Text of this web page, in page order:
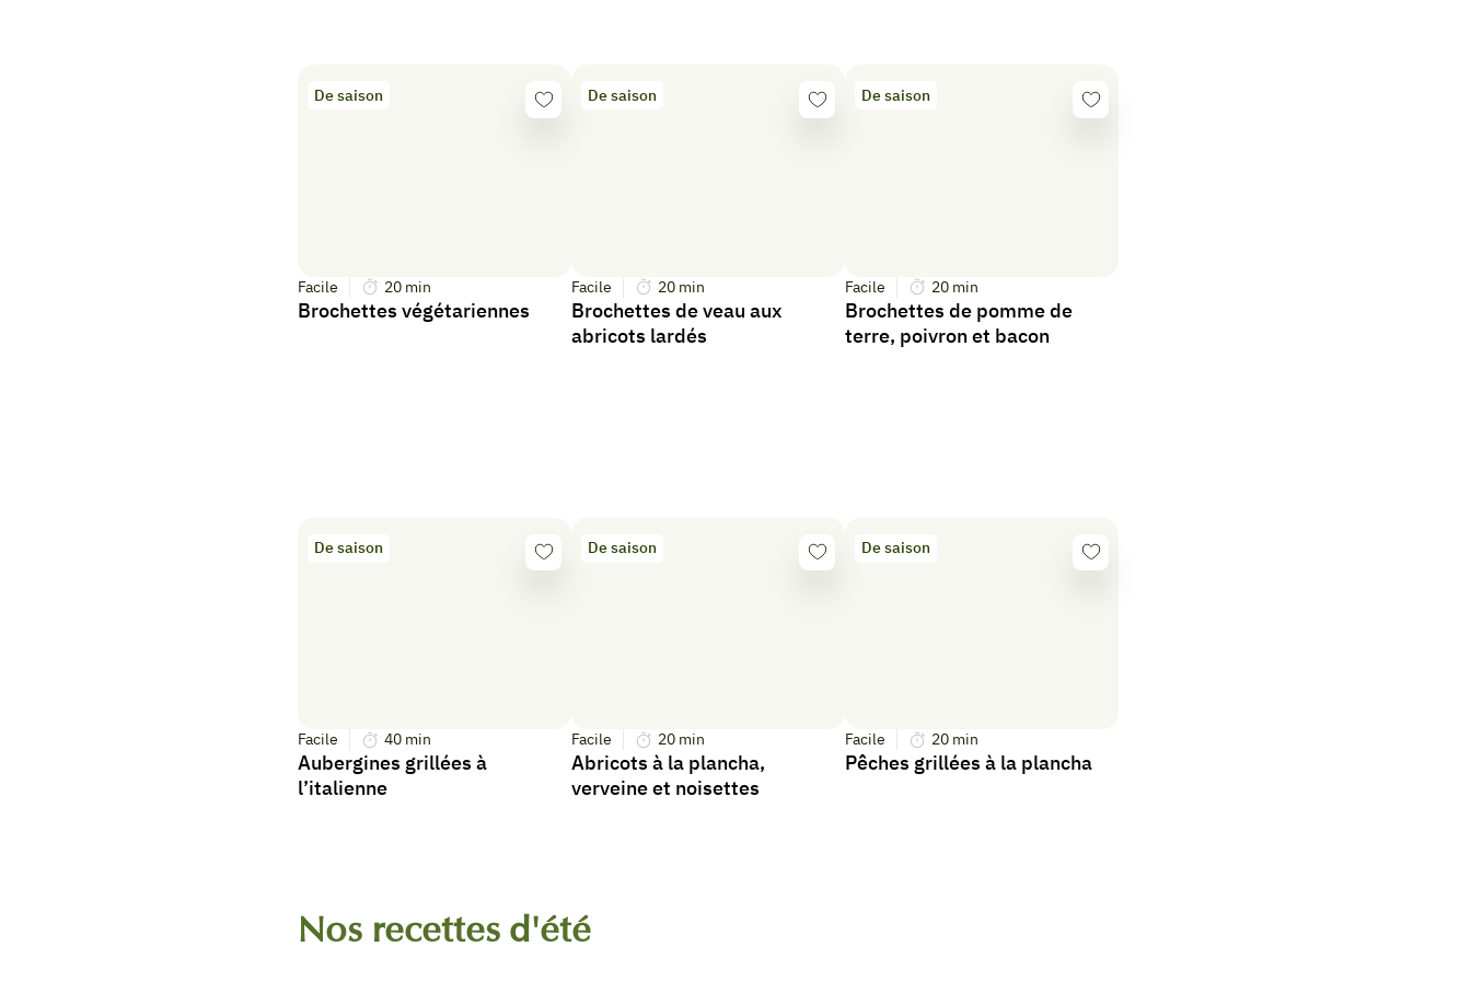
De saison
Facile 20 min
Brochettes végétariennes
De saison
Facile 20 min
Brochettes de veau aux
abricots lardés
De saison
Facile 20 min
Brochettes de pomme de
terre, poivron et bacon
De saison
Facile 40 min
Aubergines grillées à
l’italienne
De saison
Facile 20 min
Abricots à la plancha,
verveine et noisettes
De saison
Facile 20 min
Pêches grillées à la plancha
Nos recettes d'été